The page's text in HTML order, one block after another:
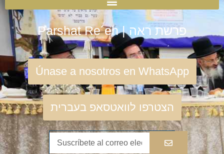
Parshat Re´eh | פרשת ראה
Únase a nosotros en WhatsApp
הצטרפו לוואטסאפ בעברית